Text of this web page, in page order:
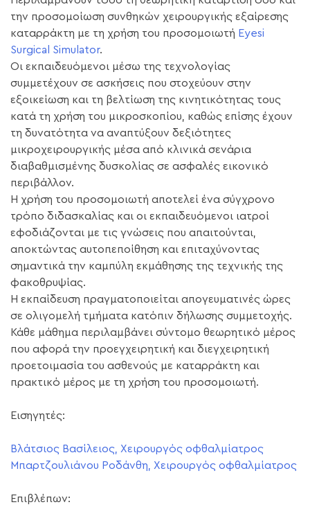
την προσομοίωση συνθηκών χειρουργικής εξαίρεσης
καταρράκτη με τη χρήση του προσομοιωτή Eyesi
Surgical Simulator.
Οι εκπαιδευόμενοι μέσω της τεχνολογίας
συμμετέχουν σε ασκήσεις που στοχεύουν στην
εξοικείωση και τη βελτίωση της κινητικότητας τους
κατά τη χρήση του μικροσκοπίου, καθώς επίσης έχουν
τη δυνατότητα να αναπτύξουν δεξιότητες
μικροχειρουργικής μέσα από κλινικά σενάρια
διαβαθμισμένης δυσκολίας σε ασφαλές εικονικό
περιβάλλον.
Η χρήση του προσομοιωτή αποτελεί ένα σύγχρονο
τρόπο διδασκαλίας και οι εκπαιδευόμενοι ιατροί
εφοδιάζονται με τις γνώσεις που απαιτούνται,
αποκτώντας αυτοπεποίθηση και επιταχύνοντας
σημαντικά την καμπύλη εκμάθησης της τεχνικής της
φακοθρυψίας.
Η εκπαίδευση πραγματοποιείται απογευματινές ώρες
σε ολιγομελή τμήματα κατόπιν δήλωσης συμμετοχής.
Κάθε μάθημα περιλαμβάνει σύντομο θεωρητικό μέρος
που αφορά την προεγχειρητική και διεγχειρητική
προετοιμασία του ασθενούς με καταρράκτη και
πρακτικό μέρος με τη χρήση του προσομοιωτή.
Εισηγητές:
Βλάτσιος Βασίλειος, Χειρουργός οφθαλμίατρος
Μπαρτζουλιάνου Ροδάνθη, Χειρουργός οφθαλμίατρος
Επιβλέπων: